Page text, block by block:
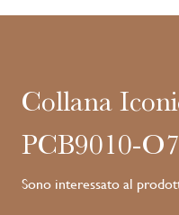
Collana
PCB9010-
Sono interessato al